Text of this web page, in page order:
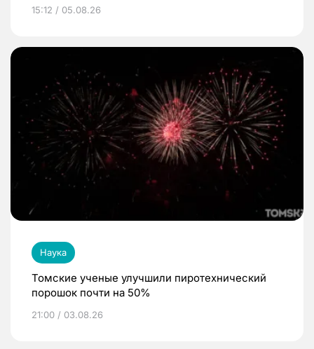
15:12 / 05.08.26
Наука
Томские ученые улучшили пиротехнический
порошок почти на 50%
21:00 / 03.08.26